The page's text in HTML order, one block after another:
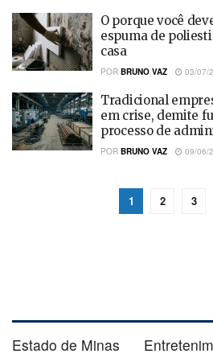
O porque você
espuma de
casa
POR BRUNO VAZ 03/07/
Tradicional
em crise, demite
processo de
POR BRUNO VAZ 09/06/
1 2 3
Estado de Minas